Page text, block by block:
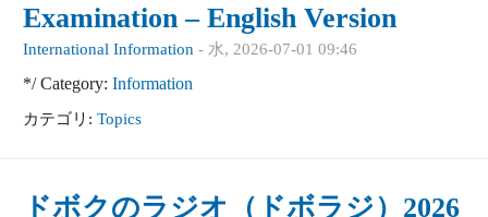
Examination – English Version
International Information - 水, 2026-07-01 09:46
*/ Category: Information
カテゴリ: Topics
ドボクのラジオ（ドボラジ）2026